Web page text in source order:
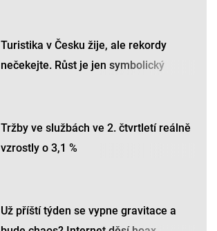
Turistika v Česku žije, ale rekordy
nečekejte. Růst je jen symbolický
Tržby ve službách ve 2. čtvrtletí reálně
vzrostly o 3,1 %
Už příští týden se vypne gravitace a